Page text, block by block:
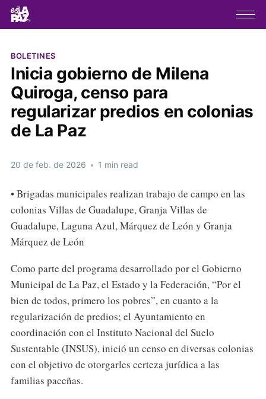
BOLETINES
Inicia gobierno de Milena
Quiroga, censo para
regularizar predios en colonias
de La Paz
20 de feb. de 2026 • 1 min read
• Brigadas municipales realizan trabajo de campo en las
colonias Villas de Guadalupe, Granja Villas de
Guadalupe, Laguna Azul, Márquez de León y Granja
Márquez de León
Como parte del programa desarrollado por el Gobierno
Municipal de La Paz, el Estado y la Federación, “Por el
bien de todos, primero los pobres”, en cuanto a la
regularización de predios; el Ayuntamiento en
coordinación con el Instituto Nacional del Suelo
Sustentable (INSUS), inició un censo en diversas colonias
con el objetivo de otorgarles certeza jurídica a las
familias paceñas.